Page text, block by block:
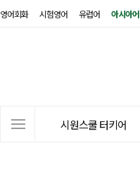
영어회화 시험영어 유럽어 아시아어
시원스쿨 터키어